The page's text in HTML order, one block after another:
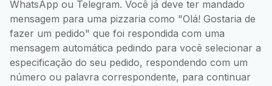
WhatsApp ou Telegram. Você já deve ter mandado
mensagem para uma pizzaria como "Olá! Gostaria de
fazer um pedido" que foi respondida com uma
mensagem automática pedindo para você selecionar a
especificação do seu pedido, respondendo com um
número ou palavra correspondente, para continuar